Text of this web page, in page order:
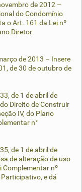
de 2012 –
do Condomínio
o Art. 161 da Lei nº
Diretor
de 2013 – Insere
de 30 de outubro de
de 1 de abril de
Direito de Construir
IV, do Plano
n°
de 1 de abril de
de alteração de uso
Complementar nº
e dá